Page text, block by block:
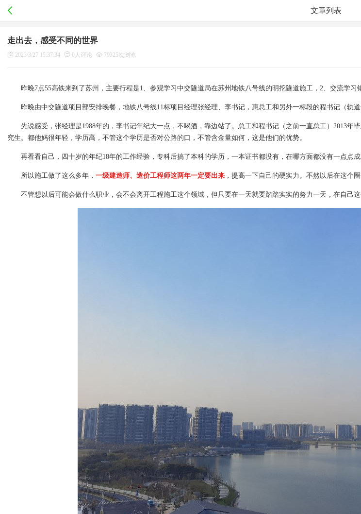
文章列表
走出去，感受不同的世界
2023/3/27 15:37:34 0人评论 79325次浏览
昨晚7点55高铁来到了苏州，主要行程是1、参观学习中交隧道局在苏州地铁八号线的明挖隧道施工，2、交流学习
昨晚由中交隧道项目部安排晚餐，地铁八号线11标项目经理张经理、李书记，惠总工和另外一标段的程书记（轨道
先说感受，张经理是1988年的，李书记年纪大一点，不喝酒，靠边站了。总工和程书记（之前一直总工） 2013年
究生。都他妈很年轻，学历高，不管这个学历是否对公路的口，不管含金量如何，这是他们的优势。
再看看自己，四十岁的年纪18年的工作经验，专科后搞了本科的学历，一本证书都没有，在哪方面都没有一点点成
所以施工做了这么多年， 一级建造师、造价工程师这两年一定要出来 ，提高一下自己的硬实力。不然以后在这个
不管想以后可能会做什么职业，会不会离开工程施工这个领域，但只要在一天就要踏踏实实的努力一天，在自己